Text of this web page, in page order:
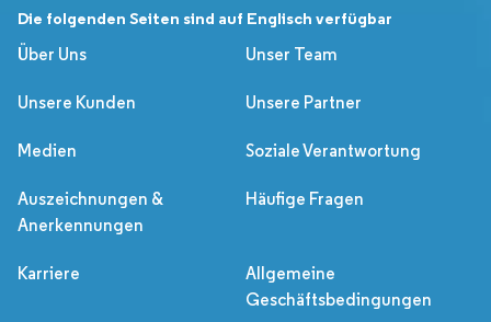
Die folgenden Seiten sind auf Englisch verfügbar
Über Uns
Unser Team
Unsere Kunden Unsere Partner
Medien Soziale Verantwortung
Auszeichnungen &
Anerkennungen
Häufige Fragen
Karriere
Allgemeine
Geschäftsbedingungen